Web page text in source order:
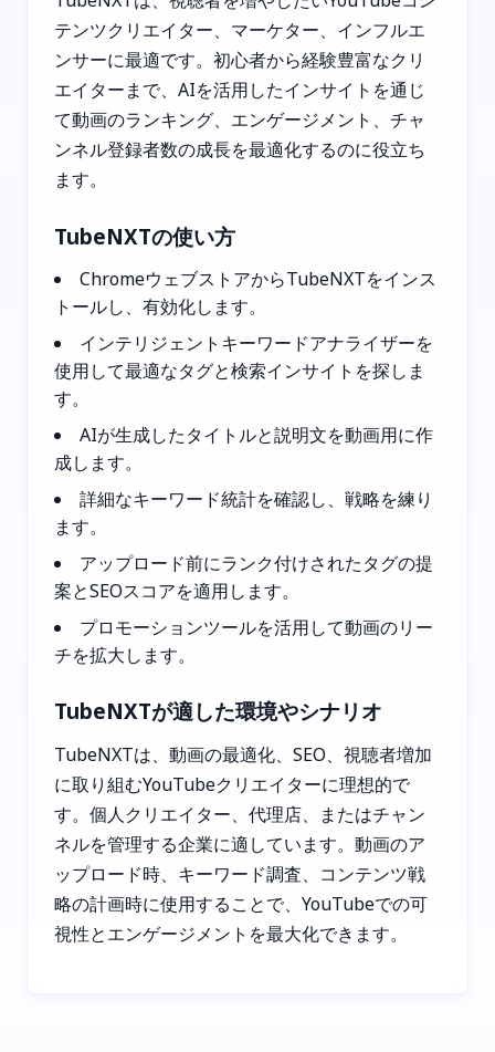
テンツクリエイター、マーケター、インフルエ
ンサーに最適です。初心者から経験豊富なクリ
エイターまで、AIを活用したインサイトを通じ
て動画のランキング、エンゲージメント、チャ
ンネル登録者数の成長を最適化するのに役立ち
ます。
TubeNXTの使い方
ChromeウェブストアからTubeNXTをインス
トールし、有効化します。
インテリジェントキーワードアナライザーを
使用して最適なタグと検索インサイトを探しま
す。
AIが生成したタイトルと説明文を動画用に作
成します。
詳細なキーワード統計を確認し、戦略を練り
ます。
アップロード前にランク付けされたタグの提
案とSEOスコアを適用します。
プロモーションツールを活用して動画のリー
チを拡大します。
TubeNXTが適した環境やシナリオ
TubeNXTは、動画の最適化、SEO、視聴者増加
に取り組むYouTubeクリエイターに理想的で
す。個人クリエイター、代理店、またはチャン
ネルを管理する企業に適しています。動画のア
ップロード時、キーワード調査、コンテンツ戦
略の計画時に使用することで、YouTubeでの可
視性とエンゲージメントを最大化できます。